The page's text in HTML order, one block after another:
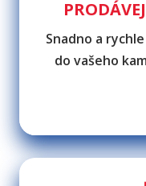
Snadno a
do vašeho